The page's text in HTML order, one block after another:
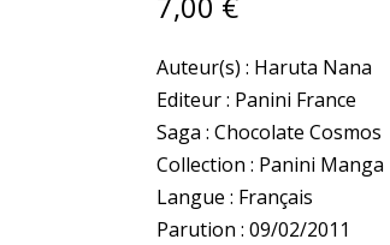
Auteur(s) : Haruta Nana
Editeur : Panini France
Saga : Chocolate Cosmos
Collection : Panini Manga
Langue : Français
Parution : 09/02/2011
QUANTITY